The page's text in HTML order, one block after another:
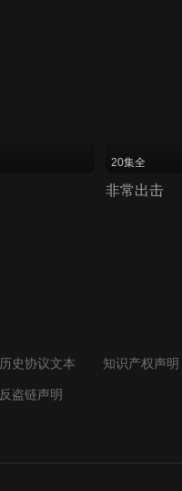
20集全
非常出击
历史协议文本 知识产权声明
反盗链声明